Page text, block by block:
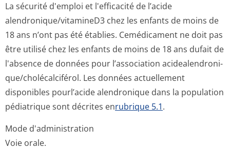
La sécurité d'emploi et l'efficacité de l’acide
alendronique/vi­tamineD3 chez les enfants de moins de
18 ans n’ont pas été établies. Cemédicament ne doit pas
être utilisé chez les enfants de moins de 18 ans dufait de
l'absence de données pour l’association acidealendroni­
que/cholécalci­férol. Les données actuellement
disponibles pourl’acide alendronique dans la population
pédiatrique sont décrites enrubrique 5.1.
Mode d'administration
Voie orale.